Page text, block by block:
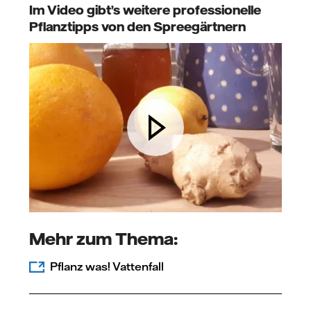
Im Video gibt’s weitere professionelle
Pflanztipps von den Spreegärtnern
Mehr zum Thema:
Pflanz was! Vattenfall